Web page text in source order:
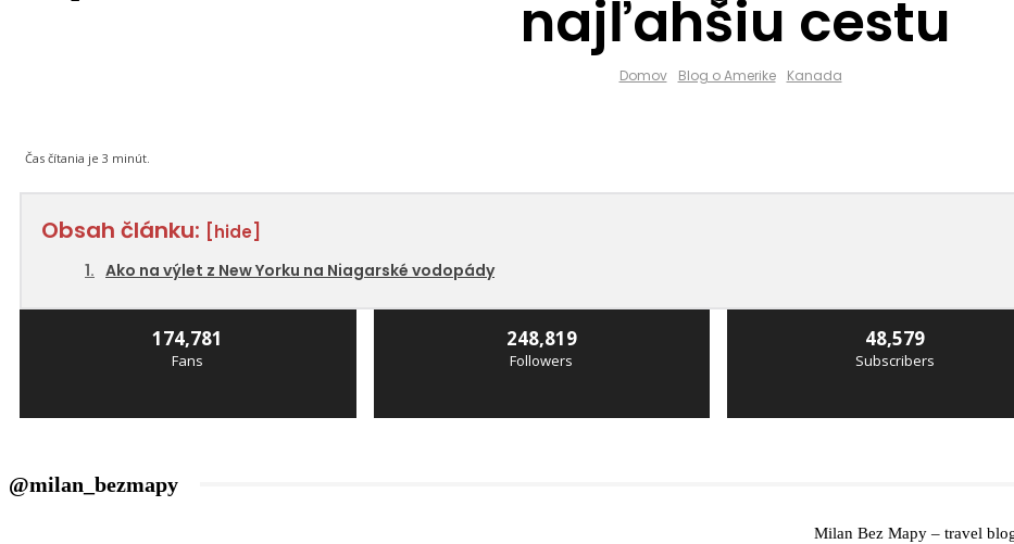
najľahšiu cestu
Domov Blog o Amerike Kanada
Čas čítania je 3 minút.
Obsah článku: [hide]
Ako na výlet z New Yorku na Niagarské vodopády
174,781
Fans
248,819
Followers
48,579
Subscribers
@milan_bezmapy
Milan Bez Mapy – travel